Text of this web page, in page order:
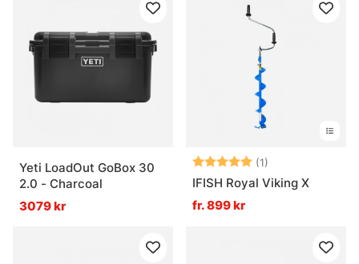
Yeti LoadOut GoBox 30
2.0 - Charcoal
3079 kr
Betyg: (1)
IFISH Royal Viking X
fr. 899 kr